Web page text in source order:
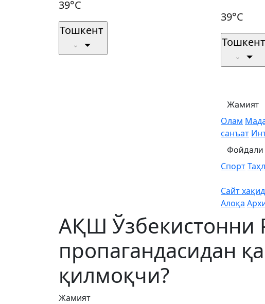
39°C
Тошкент
39°C
Тошкент
Жамият
Олам
санъат
Фойдали
Спорт
Сайт
Алоқа
АҚШ Ўзбекистонни
пропагандасидан
қилмоқчи?
Жамият